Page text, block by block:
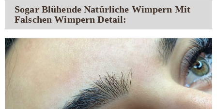
Sogar Blühende Natürliche Wimpern Mit
Falschen Wimpern Detail: